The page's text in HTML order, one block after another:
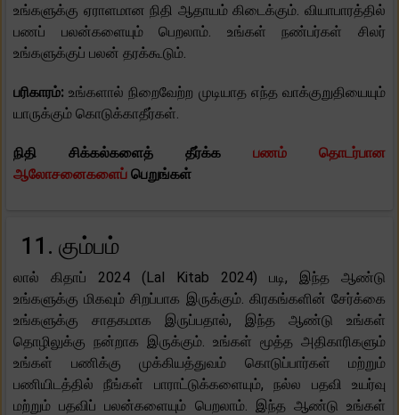
உங்களுக்கு ஏராளமான நிதி ஆதாயம் கிடைக்கும். வியாபாரத்தில்
பணப் பலன்களையும் பெறலாம். உங்கள் நண்பர்கள் சிலர்
உங்களுக்குப் பலன் தரக்கூடும்.
பரிகாரம்:உங்களால் நிறைவேற்ற முடியாத எந்த வாக்குறுதியையும்
யாருக்கும் கொடுக்காதீர்கள்.
நிதி சிக்கல்களைத் தீர்க்க பணம் தொடர்பான
ஆலோசனைகளைப் பெறுங்கள்
11. கும்பம்
லால் கிதாப் 2024 (Lal Kitab 2024) படி, இந்த ஆண்டு
உங்களுக்கு மிகவும் சிறப்பாக இருக்கும். கிரகங்களின் சேர்க்கை
உங்களுக்கு சாதகமாக இருப்பதால், இந்த ஆண்டு உங்கள்
தொழிலுக்கு நன்றாக இருக்கும். உங்கள் மூத்த அதிகாரிகளும்
உங்கள் பணிக்கு முக்கியத்துவம் கொடுப்பார்கள் மற்றும்
பணியிடத்தில் நீங்கள் பாராட்டுக்களையும், நல்ல பதவி உயர்வு
மற்றும் பதவிப் பலன்களையும் பெறலாம். இந்த ஆண்டு உங்கள்